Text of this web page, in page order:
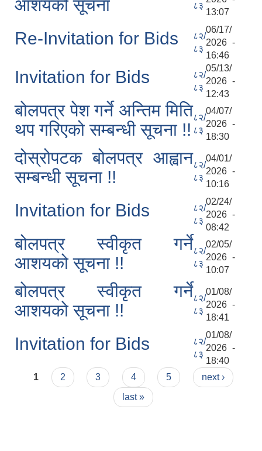
आशयको सूचना
८३
13:07
Re-Invitation for Bids
८२/
८३
06/17/
2026 -
16:46
Invitation for Bids
८२/
८३
05/13/
2026 -
12:43
बोलपत्र पेश गर्ने अन्तिम मिति
थप गरिएको सम्बन्धी सूचना !!
८२/
८३
04/07/
2026 -
18:30
दोस्रोपटक बोलपत्र आह्वान
सम्बन्धी सूचना !!
८२/
८३
04/01/
2026 -
10:16
Invitation for Bids
८२/
८३
02/24/
2026 -
08:42
बोलपत्र स्वीकृत गर्ने
आशयको सूचना !!
८२/
८३
02/05/
2026 -
10:07
बोलपत्र स्वीकृत गर्ने
आशयको सूचना !!
८२/
८३
01/08/
2026 -
18:41
Invitation for Bids
८२/
८३
01/08/
2026 -
18:40
Pages
1 2 3 4 5
next ›
last »